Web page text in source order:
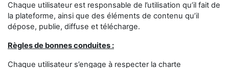
Chaque utilisateur est responsable de l’utilisation qu’il fait de
la plateforme, ainsi que des éléments de contenu qu’il
dépose, publie, diffuse et télécharge.
Règles de bonnes conduites :
Chaque utilisateur s’engage à respecter la charte